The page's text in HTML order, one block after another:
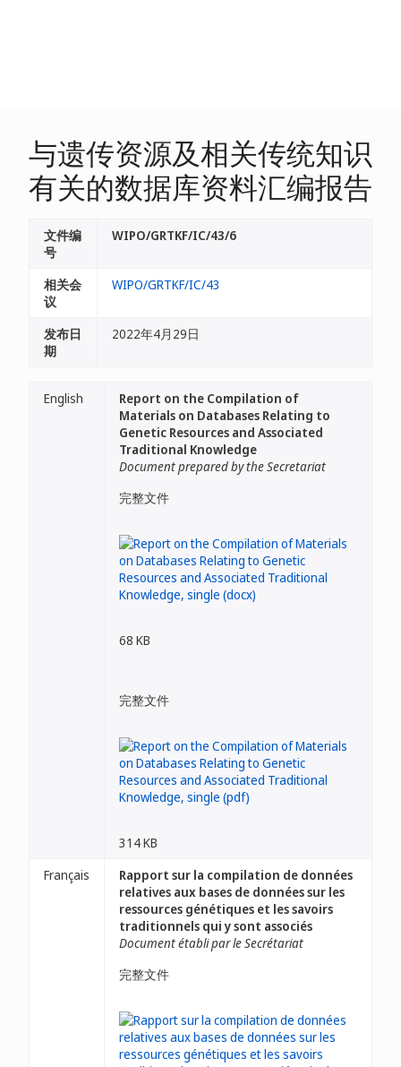
与遗传资源及相关传统知识
有关的数据库资料汇编报告
文件编
号
WIPO/GRTKF/IC/43/6
相关会
议
WIPO/GRTKF/IC/43
发布日
期
2022年4月29日
English
Report on the Compilation of
Materials on Databases Relating to
Genetic Resources and Associated
Traditional Knowledge
Document prepared by the Secretariat
完整文件
68 KB
完整文件
314 KB
Français
Rapport sur la compilation de données
relatives aux bases de données sur les
ressources génétiques et les savoirs
traditionnels qui y sont associés
Document établi par le Secrétariat
完整文件